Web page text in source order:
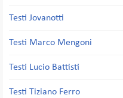
Testi Jovanotti
Testi Marco Mengoni
Testi Lucio Battisti
Testi Tiziano Ferro